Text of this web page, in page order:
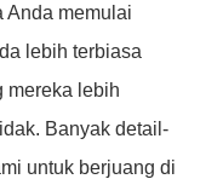
Anda memulai
lebih terbiasa
mereka lebih
Banyak detail-
untuk berjuang di